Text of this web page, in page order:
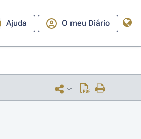
Ajuda O meu Diário